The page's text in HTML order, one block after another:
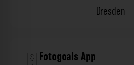
Dresden
Fotogoals App